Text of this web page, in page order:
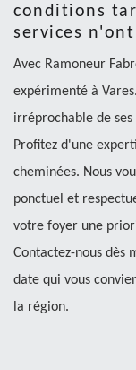
conditions
services
Avec Ramoneur
expérimenté à
irréprochable de
Profitez d'une
cheminées. Nous
ponctuel et
votre foyer une
Contactez-nous dès
date qui vous
la région.